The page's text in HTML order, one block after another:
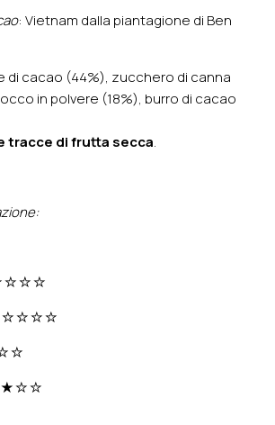
: Vietnam dalla piantagione di Ben
di cacao (44%), zucchero di canna
in polvere (18%), burro di cacao
tracce di frutta secca.
☆☆☆☆☆